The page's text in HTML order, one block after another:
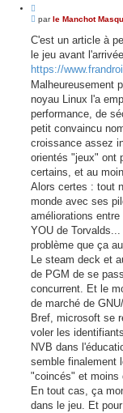
r a
a
n
é
e
e
r
M
s
a
g
parle Manchot
C'est un article à
le jeu avant
https://
Malheureusement
noyau Linux l'a
performance, de
petit convaincu
croissance assez
orientés "jeux" ont
certains, et au
Alors certes : tout
monde avec ses
améliorations
YOU de
problème que ça
Le steam deck et
de PGM de se
concurrent. Et le
de marché de
Bref, microsoft se
voler les
NVB dans
semble finalement
"coincés" et moins
En tout cas, ça
dans le jeu. Et